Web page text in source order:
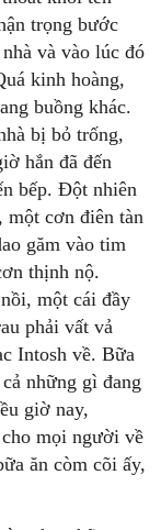
trọng bước
và vào lúc đó
kinh hoàng,
buồng khác.
bị bỏ trống,
hắn đã đến
bếp. Ðột nhiên
một cơn điên tàn
găm vào tim
thịnh nộ.
một cái đầy
phải vất vả
Intosh về. Bữa
những gì đang
giờ nay,
mọi người về
ăn còm cõi ấy,